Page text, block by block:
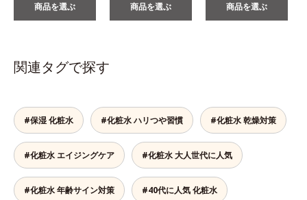
商品を選ぶ 商品を選ぶ 商品を選ぶ
関連タグで探す
#保湿 化粧水 #化粧水 ハリつや習慣 #化粧水 乾燥対策
#化粧水 エイジングケア #化粧水 大人世代に人気
#化粧水 年齢サイン対策 #40代に人気 化粧水